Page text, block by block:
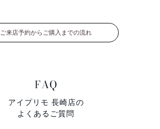
ご来店予約からご購入までの流れ
FAQ
アイプリモ 長崎店の
よくあるご質問